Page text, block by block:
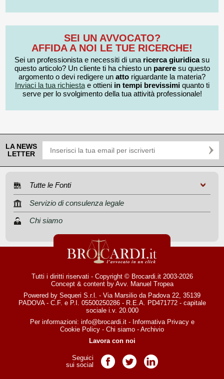
SEI UN AVVOCATO?
AFFIDA A NOI LE TUE RICERCHE!
Sei un professionista e necessiti di una ricerca giuridicasu
questo articolo? Un cliente ti ha chiesto un pareresu questo
argomento o devi redigere un atto riguardante la materia?
Inviaci la tua richiestae ottieni in tempi brevissimiquanto ti
serve per lo svolgimento della tua attività professionale!
LA NEWS
LETTER
Tutte le Fonti
Servizio di consulenza legale
Chi siamo
Tutti i diritti riservati - Copyright © Brocardi.it 2003-2026
Concept & content by Avv. Manuel Tropea
Powered by Sequeri S.r.l. - Via Marsilio da Padova 22, 35139
PADOVA - C.F. e P.I. 05500250286 - R.E.A. PD471772 - capitale
sociale i.v. 20.000
Per informazioni: info@brocardi.it- Informativa Privacye
Cookie Policy - Chi siamo - Archivio
Lavora con noi
Seguici
sui social
Pagina Facebook
Pagina TwitterPagina LinkedIn